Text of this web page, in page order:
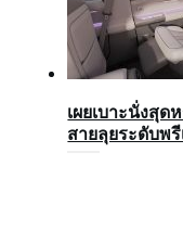
เผยเบาะนั่งสุ
สายลุยระดับพ